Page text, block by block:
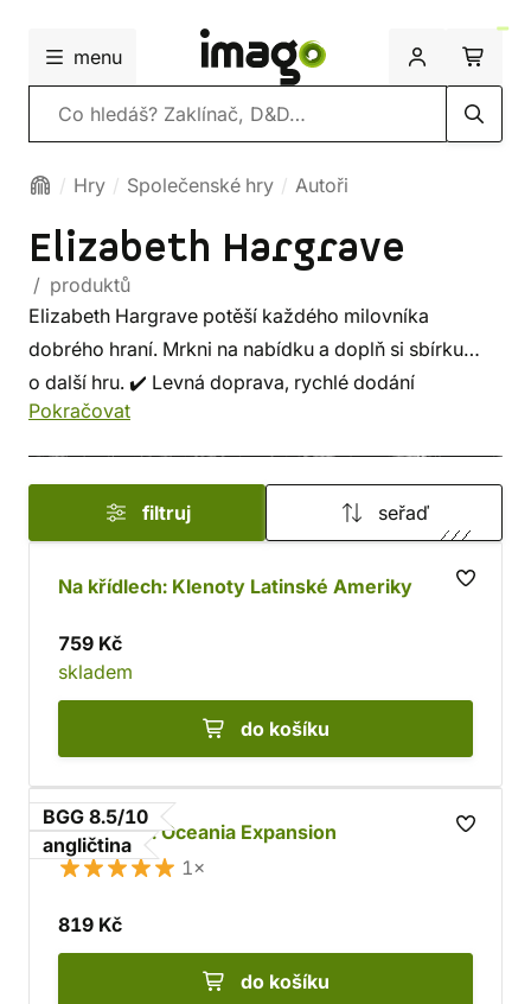
menu
Vyhledávání
Hry Společenské hry Autoři
Elizabeth Hargrave
/ produktů
Elizabeth Hargrave potěší každého milovníka
dobrého hraní. Mrkni na nabídku a doplň si sbírku
o další hru. ✔️ Levná doprava, rychlé dodání
a bezpečný nákup!
Pokračovat
filtruj seřaď
Na křídlech: Klenoty Latinské Ameriky
759 Kč
skladem
do košíku
BGG 8.5/10
angličtina
Wingspan: Oceania Expansion
1×
819 Kč
do košíku